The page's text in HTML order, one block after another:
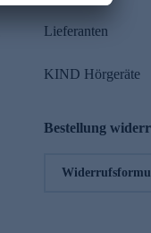
Lieferanten
KIND Hörgeräte
Bestellung